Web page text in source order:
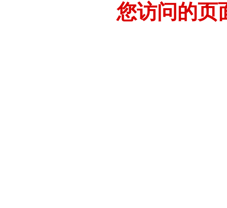
您访问的页